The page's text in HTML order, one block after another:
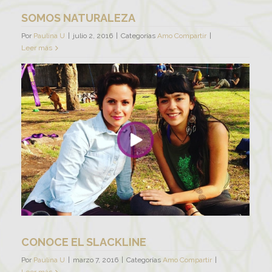
SOMOS NATURALEZA
Por Paulina U julio 2, 2016 Categorías Amo Compartir
Leer más
CONOCE EL SLACKLINE
Por Paulina U marzo 7, 2016 Categorías Amo Compartir